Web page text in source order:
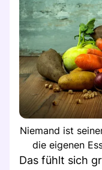
Niemand ist
die eigenen
Das fühlt sich